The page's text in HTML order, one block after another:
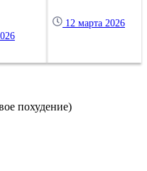
12 марта 2026
похудение)